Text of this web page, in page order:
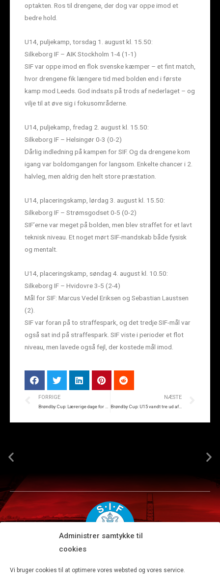
Administrer samtykke til
cookies
Vi bruger cookies til at optimere vores websted og vores service.
optakten. Ros til drengene, der dog var oppe imod et
bedre hold.
U14, puljekamp, torsdag 1. august kl. 15.50:
Silkeborg IF – AIK Stockholm 1-4 (1-1)
SIF var oppe imod en flok svenske kæmper – et fint match,
hvor drengene fik længere tid med bolden end i første
kamp mod Leeds. God indsats på trods af nederlaget – og
vilje til at øve sig i fokusområderne.
U14, puljekamp, fredag 2. august kl. 15.50:
Silkeborg IF – Helsingør 0-3 (0-2)
Dårlig indledning på kampen for SIF. Og da drengene kom
igang var boldomgangen for langsom. Enkelte chancer i 2.
halvleg, men aldrig den helt store præstation.
U14, placeringskamp, lørdag 3. august kl. 15.50:
Silkeborg IF – Strømsgodset 0-5 (0-2)
SIF’erne var meget på bolden, men blev straffet for et lavt
teknisk niveau. Et noget mørt SIF-mandskab både fysisk
og mentalt.
U14, placeringskamp, søndag 4. august kl. 10.50:
Silkeborg IF – Hvidovre 3-5 (2-4)
Mål for SIF: Marcus Vedel Eriksen og Sebastian Laustsen
(2).
SIF var foran på to straffespark, og det tredje SIF-mål var
også sat ind på straffespark. SIF viste i perioder et flot
niveau, men lavede også fejl, der kostede mål imod.
FORRIGE NÆSTE
Brøndby Cup: U15 vandt tre ud af fem kampe